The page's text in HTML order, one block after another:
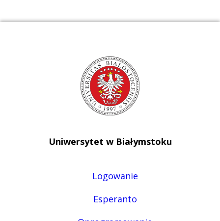
Uniwersytet w Białymstoku
Logowanie
Esperanto